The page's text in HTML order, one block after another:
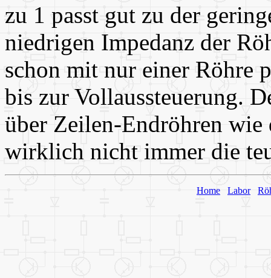
zu 1 passt gut zu der
niedrigen Impedanz der
schon mit nur einer Röhre
bis zur Vollaussteuerung.
über Zeilen-Endröhren wie
wirklich nicht immer die
Home Labor